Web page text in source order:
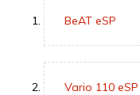
BeAT eSP
Vario 110 eSP